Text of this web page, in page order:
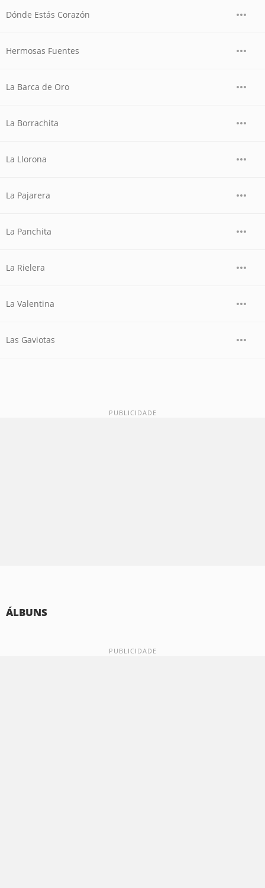
Dónde Estás Corazón
Hermosas Fuentes
La Barca de Oro
La Borrachita
La Llorona
La Pajarera
La Panchita
La Rielera
La Valentina
Las Gaviotas
ÁLBUNS